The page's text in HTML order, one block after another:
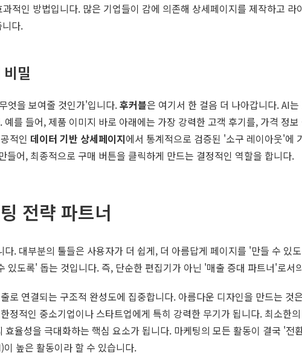
적인 방법입니다. 많은 기업들이 감에 의존해 상세페이지를 제작하고
다.
밀
엇을 보여줄 것인가'입니다.후커블은 여기서 한 걸음 더 나아갑니다. AI
를 들어, 제품 이미지 바로 아래에는 가장 강력한 고객 후기를, 가격 정
적인 데이터 기반 상세페이지에서 통계적으로 검증된 '소구 레이아웃'에
어, 최종적으로 구매 버튼을 클릭하게 만드는 결정적인 역할을 합니다.
전략 파트너
. 대부분의 툴들은 사용자가 더 쉽게, 더 아름답게 페이지를 '만들 수 있
있도록' 돕는 것입니다. 즉, 단순한 편집기가 아닌 '매출 증대 파트너'로서
로 연결되는 구조적 완성도에 집중합니다. 아름다운 디자인을 만드는
정적인 중소기업이나 스타트업에게 특히 강력한 무기가 됩니다. 최소한
효율성을 극대화하는 핵심 요소가 됩니다. 마케팅의 모든 활동이 결국 '
높은 활동이라 할 수 있습니다.